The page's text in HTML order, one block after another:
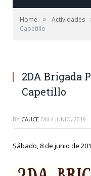
Home » Actividades
Capetillo
2DA Brigada
Capetillo
BY CAUCE ON 4 JUNIO, 2019
Sábado, 8 de junio de